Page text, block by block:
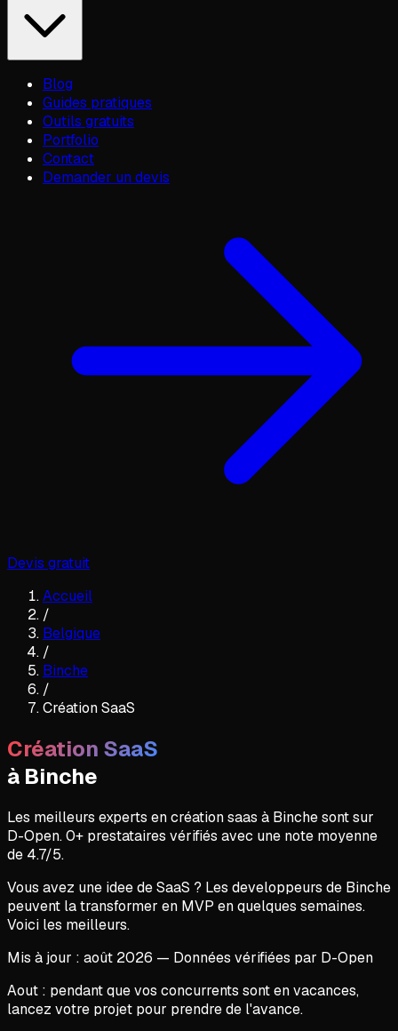
Blog
Guides pratiques
Outils gratuits
Portfolio
Contact
Demander un devis
Devis gratuit
Accueil
/
Belgique
/
Binche
/
Création SaaS
Création SaaS
à Binche
Les meilleurs experts encréation saas à Binchesont sur
D-Open.0+ prestataires vérifiés avec une note moyenne
de 4.7/5.
Vous avez une idee de SaaS ? Les developpeurs de Binche
peuvent la transformer en MVP en quelques semaines.
Voici les meilleurs.
Mis à jour : août 2026 — Données vérifiées par D-Open
Aout : pendant que vos concurrents sont en vacances,
lancez votre projet pour prendre de l'avance.